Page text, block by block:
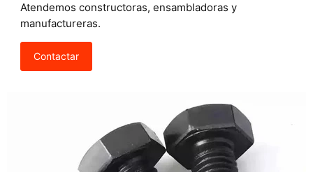
Atendemos constructoras, ensambladoras y
manufactureras.
Contactar